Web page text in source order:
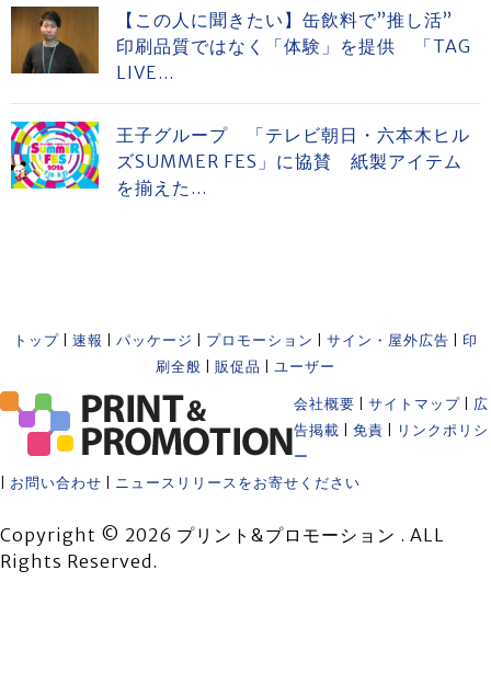
【この人に聞きたい】缶飲料で”推し活”
印刷品質ではなく「体験」を提供 「TAG
LIVE...
王子グループ 「テレビ朝日・六本木ヒル
ズSUMMER FES」に協賛 紙製アイテム
を揃えた...
トップ 速報 パッケージ プロモーション サイン・屋外広告
印
刷全般
販促品 ユーザー
会社概要 サイトマップ
広
告掲載
免責
リンクポリシ
ー
お問い合わせ ニュースリリースをお寄せください
Copyright © 2026 プリント&プロモーション . ALL
Rights Reserved.